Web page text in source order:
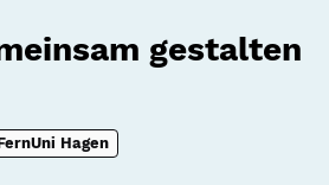
gestalten
Hagen